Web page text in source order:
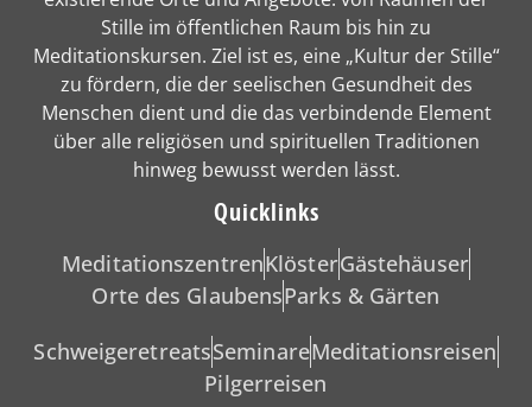
Stille im öffentlichen Raum bis hin zu
Meditationskursen. Ziel ist es, eine „Kultur der Stille“
zu fördern, die der seelischen Gesundheit des
Menschen dient und die das verbindende Element
über alle religiösen und spirituellen Traditionen
hinweg bewusst werden lässt.
Quicklinks
MeditationszentrenKlösterGästehäuser
Orte des GlaubensParks & Gärten
SchweigeretreatsSeminareMeditationsreisen
Pilgerreisen